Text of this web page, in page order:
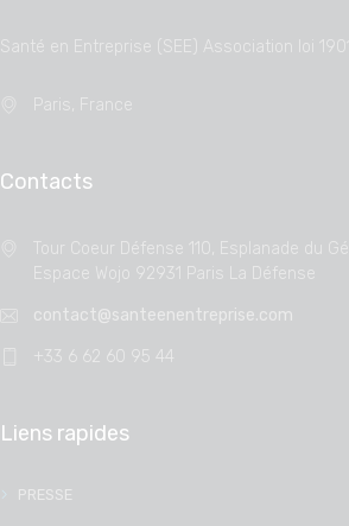
Santé en Entreprise (SEE) Association loi 1901
Paris, France
Contacts
Tour Coeur Défense 110, Esplanade du
Espace Wojo 92931 Paris La Défense
contact@santeenentreprise.com
+33 6 62 60 95 44
Liens rapides
PRESSE